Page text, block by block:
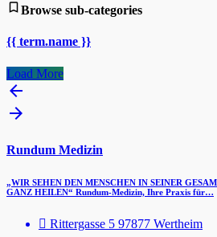
Browse sub-categories
{{ term.name }}
Load More
Rundum Medizin
„WIR SEHEN DEN MENSCHEN IN SEINER
GANZ HEILEN“ Rundum-Medizin, Ihre Praxis für…
Rittergasse 5 97877 Wertheim